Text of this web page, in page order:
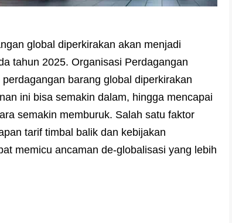
global diperkirakan akan menjadi
tahun 2025. Organisasi Perdagangan
barang global diperkirakan
ini bisa semakin dalam, hingga mencapai
semakin memburuk. Salah satu faktor
tarif timbal balik dan kebijakan
memicu ancaman de-globalisasi yang lebih